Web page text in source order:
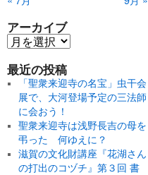
アーカイブ
最近の投稿
「聖衆来迎寺の名宝」虫干会
展で、大河登場予定の三法師
に会おう！
聖衆来迎寺は浅野長吉の母を
弔った 何ゆえに？
滋賀の文化財講座『花湖さん
の打出のコヅチ』第３回 書